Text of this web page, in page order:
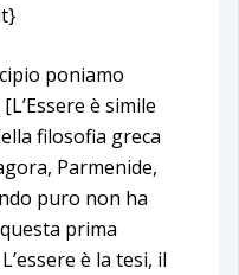
poniamo
è simile
filosofia greca
Parmenide,
puro non ha
prima
è la tesi, il